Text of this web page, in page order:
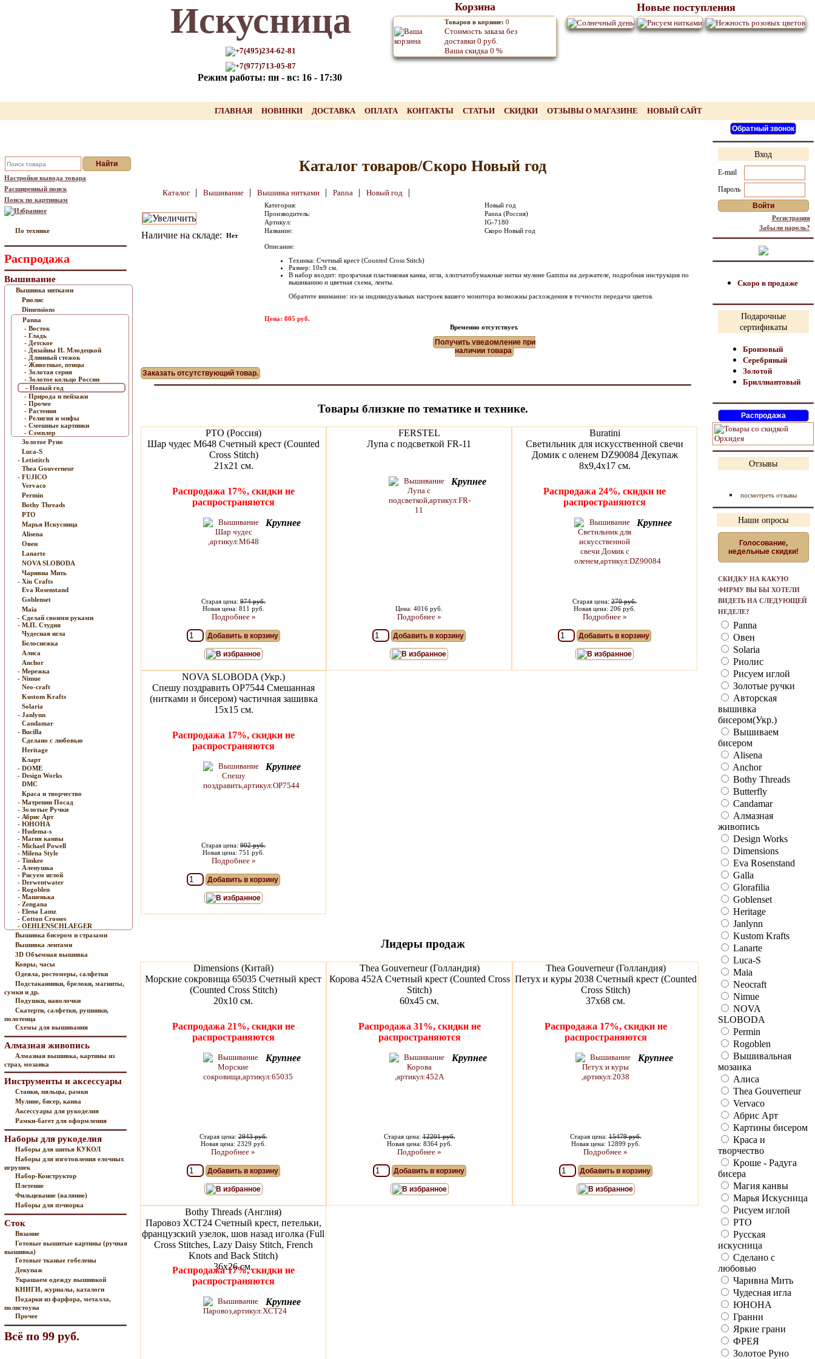
Только для Вас промокод на
Отправить
Искусница
+7(495)234-62-81
+7(977)713-05-87
Режим работы: пн - вс: 16 - 17:30
Корзина
Товаров в корзине: 0
Стоимость заказа без
доставки 0 руб.
Ваша скидка 0 %
Новые поступления
ГЛАВНАЯ НОВИНКИ ДОСТАВКА ОПЛАТА КОНТАКТЫ СТАТЬИ СКИДКИ ОТЗЫВЫ О МАГАЗИНЕ НОВЫЙ САЙТ
Настройки вывода товара
Расширенный поиск
Поиск по картинкам
Избранное
По технике
Распродажа
Вышивание
Вышивка нитками
Риолис
Dimensions
Panna
- Восток
- Гладь
- Детское
- Дизайны Н. Млодецкой
- Длинный стежок
- Животные, птицы
- Золотая серия
- Золотое кольцо России
- Новый год
- Природа и пейзажи
- Прочее
- Растения
- Религия и мифы
- Смешные картинки
- Сэмплер
Золотое Руно
Luca-S
- Letistitch
Thea Gouverneur
- FUJICO
Vervaco
Permin
Bothy Threads
РТО
Марья Искусница
Alisena
Овен
Lanarte
NOVA SLOBODA
Чаривна Мить
- Xiu Crafts
Eva Rosenstand
Goblenset
Maia
- Сделай своими руками
- М.П. Студия
Чудесная игла
Белоснежка
Алиса
Anchor
- Мережка
- Nimue
Neo-craft
Kustom Krafts
Solaria
- Janlynn
Candamar
- Bucilla
Сделано с любовью
Heritage
Кларт
- DOME
- Design Works
DMC
Краса и творчество
- Матренин Посад
- Золотые Ручки
- Абрис Арт
- ЮНОНА
- Hudema-s
- Магия канвы
- Michael Powell
- Milena Style
- Timkee
- Аленушка
- Рисуем иглой
- Derwentwater
- Rogoblen
- Машенька
- Zengana
- Elena Lamz
- Cotton Crosses
- OEHLENSCHLAEGER
Вышивка бисером и стразами
Вышивка лентами
3D Объемная вышивка
Ковры, часы
Одеяла, ростомеры, салфетки
Подстаканники, брелоки, магниты,
сумки и др.
Подушки, наволочки
Скатерти, салфетки, рушники,
полотенца
Схемы для вышивания
Алмазная живопись
Алмазная вышивка, картины из
страз, мозаика
Инструменты и аксессуары
Станки, пяльцы, рамки
Мулине, бисер, канва
Аксессуары для рукоделия
Рамки-багет для оформления
Наборы для рукоделия
Наборы для шитья КУКОЛ
Наборы для изготовления елочных
игрушек
Набор-Конструктор
Плетение
Фильцевание (валяние)
Наборы для пэчворка
Сток
Вязание
Готовые вышитые картины (ручная
вышивка)
Готовые тканые гобелены
Декупаж
Украшаем одежду вышивкой
КНИГИ, журналы, каталоги
Подарки из фарфора, металла,
полистоуна
Прочее
Всё по 99 руб.
Каталог товаров/Скоро Новый год
Каталог | Вышивание | Вышивка нитками | Panna | Новый год |
Наличие на складе: Нет
Категория:
Новый год
Производитель:
Panna (Россия)
Артикул:
IG-7180
Название:
Скоро Новый год
Описание:
Техника: Счетный крест (Counted Cross Stitch)
Размер: 10x9 см.
В набор входит: прозрачная пластиковая канва, игла, хлопчатобумажные нитки мулине Gamma на держателе, подробная инструкция по
вышиванию и цветная схема, ленты.
Обратите внимание: из-за индивидуальных настроек вашего монитора возможны расхождения в точности передачи цветов.
Цена: 805 руб.
Временно отсутствует.
Получить уведомление при
наличии товара
Заказать отсутствующий товар.
Товары близкие по тематике и технике.
РТО (Россия)
Шар чудес M648 Счетный крест (Counted
Cross Stitch)
21x21 см.
Распродажа 17%, скидки не
распространяются
Крупнее
Старая цена: 974 руб.
Новая цена: 811 руб.
Подробнее »
Добавить в корзину
В избранное
FERSTEL
Лупа с подсветкой FR-11
Крупнее
Цена: 4016 руб.
Подробнее »
Добавить в корзину
В избранное
Buratini
Светильник для искусственной свечи
Домик с оленем DZ90084 Декупаж
8х9,4х17 см.
Распродажа 24%, скидки не
распространяются
Крупнее
Старая цена: 270 руб.
Новая цена: 206 руб.
Подробнее »
Добавить в корзину
В избранное
NOVA SLOBODA (Укр.)
Спешу поздравить ОР7544 Смешанная
(нитками и бисером) частичная зашивка
15x15 см.
Распродажа 17%, скидки не
распространяются
Крупнее
Старая цена: 902 руб.
Новая цена: 751 руб.
Подробнее »
Добавить в корзину
В избранное
Лидеры продаж
Dimensions (Китай)
Морские сокровища 65035 Счетный крест
(Counted Cross Stitch)
20х10 см.
Распродажа 21%, скидки не
распространяются
Крупнее
Старая цена:2943 руб.
Новая цена: 2329 руб.
Подробнее »
Добавить в корзину
В избранное
Thea Gouverneur (Голландия)
Корова 452A Счетный крест (Counted Cross
Stitch)
60х45 см.
Распродажа 31%, скидки не
распространяются
Крупнее
Старая цена:12201 руб.
Новая цена: 8364 руб.
Подробнее »
Добавить в корзину
В избранное
Thea Gouverneur (Голландия)
Петух и куры 2038 Счетный крест (Counted
Cross Stitch)
37х68 см.
Распродажа 17%, скидки не
распространяются
Крупнее
Старая цена:15479 руб.
Новая цена: 12899 руб.
Подробнее »
Добавить в корзину
В избранное
Bothy Threads (Англия)
Паровоз XCT24 Счетный крест, петельки,
французский узелок, шов назад иголка (Full
Cross Stitches, Lazy Daisy Stitch, French
Knots and Back Stitch)
36х26 см.
Распродажа 17%, скидки не
распространяются
Крупнее
Вход
E-mail
Пароль
Регистрация
Забыли пароль?
Скоро в продаже
Подарочные
сертификаты
Бронзовый
Серебряный
Золотой
Бриллиантовый
Отзывы
посмотреть отзывы
Наши опросы
Голосование,
недельные скидки!
СКИДКУ НА КАКУЮ
ФИРМУ ВЫ БЫ ХОТЕЛИ
ВИДЕТЬ НА СЛЕДУЮЩЕЙ
НЕДЕЛЕ?
Panna
Овен
Solaria
Риолис
Рисуем иглой
Золотые ручки
Авторская
вышивка
бисером(Укр.)
Вышиваем
бисером
Alisena
Anchor
Bothy Threads
Butterfly
Candamar
Алмазная
живопись
Design Works
Dimensions
Eva Rosenstand
Galla
Glorafilia
Goblenset
Heritage
Janlynn
Kustom Krafts
Lanarte
Luca-S
Maia
Neocraft
Nimue
NOVA
SLOBODA
Permin
Rogoblen
Вышивальная
мозаика
Алиса
Thea Gouverneur
Vervaco
Абрис Арт
Картины бисером
Краса и
творчество
Кроше - Радуга
бисера
Магия канвы
Марья Искусница
Рисуем иглой
РТО
Русская
искусница
Сделано с
любовью
Чаривна Мить
Чудесная игла
ЮНОНА
Гранни
Яркие грани
ФРЕЯ
Золотое Руно